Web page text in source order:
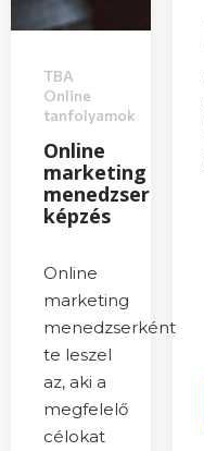
TBA
Online
tanfolyamok
Online
marketing
menedzser
képzés
Online
marketing
menedzserként
te leszel
az, aki a
megfelelő
célokat